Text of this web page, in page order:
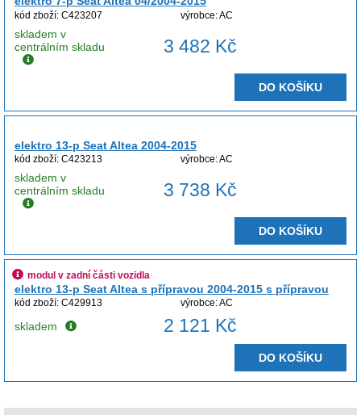
kód zboží: C423207 výrobce: AC
skladem v
centrálním skladu
3 482 Kč
DO KOŠÍKU
elektro 13-p Seat Altea 2004-2015
kód zboží: C423213 výrobce: AC
skladem v
centrálním skladu
3 738 Kč
DO KOŠÍKU
elektro 13-p Seat Altea s přípravou 2004-2015 s přípravou
kód zboží: C429913 výrobce: AC
skladem 2 121 Kč
modul v zadní části vozidla
DO KOŠÍKU